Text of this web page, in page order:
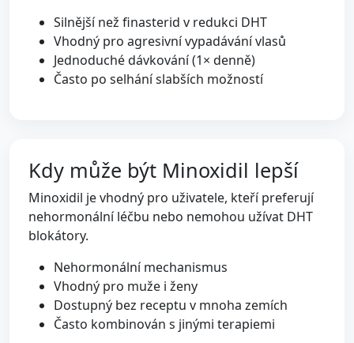
Silnější než finasterid v redukci DHT
Vhodný pro agresivní vypadávání vlasů
Jednoduché dávkování (1× denně)
Často po selhání slabších možností
Kdy může být Minoxidil lepší
Minoxidil je vhodný pro uživatele, kteří preferují
nehormonální léčbu nebo nemohou užívat DHT
blokátory.
Nehormonální mechanismus
Vhodný pro muže i ženy
Dostupný bez receptu v mnoha zemích
Často kombinován s jinými terapiemi